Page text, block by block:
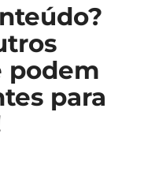
podem
para